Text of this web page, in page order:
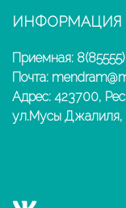
ИНФОРМАЦИЯ
Приемная:
Почта:
Адрес: 423700,
ул.Мусы Джалиля,